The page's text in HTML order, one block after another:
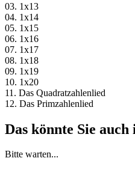
03. 1x13
04. 1x14
05. 1x15
06. 1x16
07. 1x17
08. 1x18
09. 1x19
10. 1x20
11. Das Quadratzahlenlied
12. Das Primzahlenlied
Das könnte Sie auch
Bitte warten...